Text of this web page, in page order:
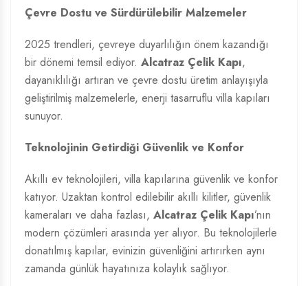
Çevre Dostu ve Sürdürülebilir Malzemeler
2025 trendleri, çevreye duyarlılığın önem kazandığı
bir dönemi temsil ediyor. Alcatraz Çelik Kapı,
dayanıklılığı artıran ve çevre dostu üretim anlayışıyla
geliştirilmiş malzemelerle, enerji tasarruflu villa kapıları
sunuyor.
Teknolojinin Getirdiği Güvenlik ve Konfor
Akıllı ev teknolojileri, villa kapılarına güvenlik ve konfor
katıyor. Uzaktan kontrol edilebilir akıllı kilitler, güvenlik
kameraları ve daha fazlası, Alcatraz Çelik Kapı’nın
modern çözümleri arasında yer alıyor. Bu teknolojilerle
donatılmış kapılar, evinizin güvenliğini artırırken aynı
zamanda günlük hayatınıza kolaylık sağlıyor.